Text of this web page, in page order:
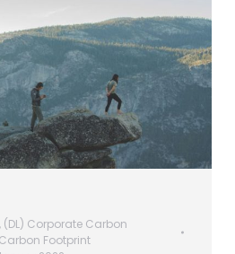
, (DL) Corporate Carbon
Footprint